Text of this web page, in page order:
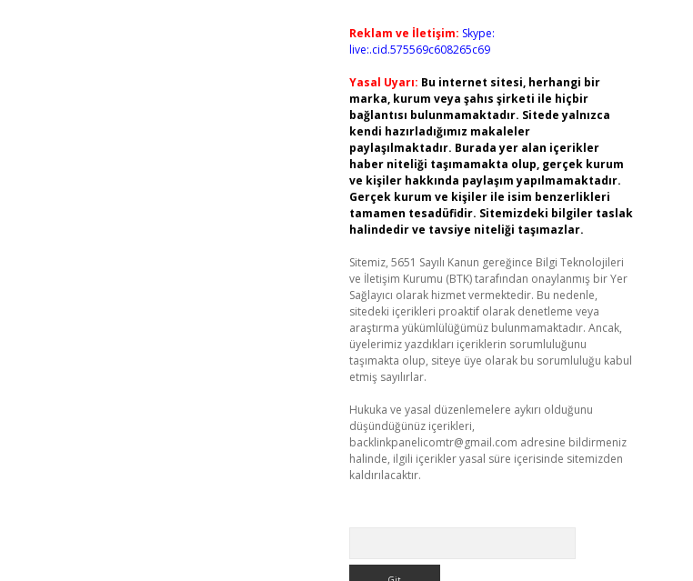
Reklam ve İletişim: Skype:
live:.cid.575569c608265c69
Yasal Uyarı: Bu internet sitesi, herhangi bir
marka, kurum veya şahıs şirketi ile hiçbir
bağlantısı bulunmamaktadır. Sitede yalnızca
kendi hazırladığımız makaleler
paylaşılmaktadır. Burada yer alan içerikler
haber niteliği taşımamakta olup, gerçek kurum
ve kişiler hakkında paylaşım yapılmamaktadır.
Gerçek kurum ve kişiler ile isim benzerlikleri
tamamen tesadüfidir. Sitemizdeki bilgiler taslak
halindedir ve tavsiye niteliği taşımazlar.
Sitemiz, 5651 Sayılı Kanun gereğince Bilgi Teknolojileri
ve İletişim Kurumu (BTK) tarafından onaylanmış bir Yer
Sağlayıcı olarak hizmet vermektedir. Bu nedenle,
sitedeki içerikleri proaktif olarak denetleme veya
araştırma yükümlülüğümüz bulunmamaktadır. Ancak,
üyelerimiz yazdıkları içeriklerin sorumluluğunu
taşımakta olup, siteye üye olarak bu sorumluluğu kabul
etmiş sayılırlar.
Hukuka ve yasal düzenlemelere aykırı olduğunu
düşündüğünüz içerikleri,
backlinkpanelicomtr@gmail.com adresine bildirmeniz
halinde, ilgili içerikler yasal süre içerisinde sitemizden
kaldırılacaktır.